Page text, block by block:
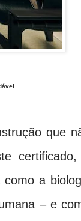
que
como a
– e